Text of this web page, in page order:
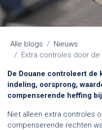
Alle blogs
Nieuws
Extra controles door
De Douane controleert de
indeling, oorsprong,
compenserende heffing
Niet alleen extra controles
compenserende rechten